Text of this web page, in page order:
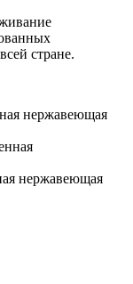
стране.
нержавеющая
нержавеющая